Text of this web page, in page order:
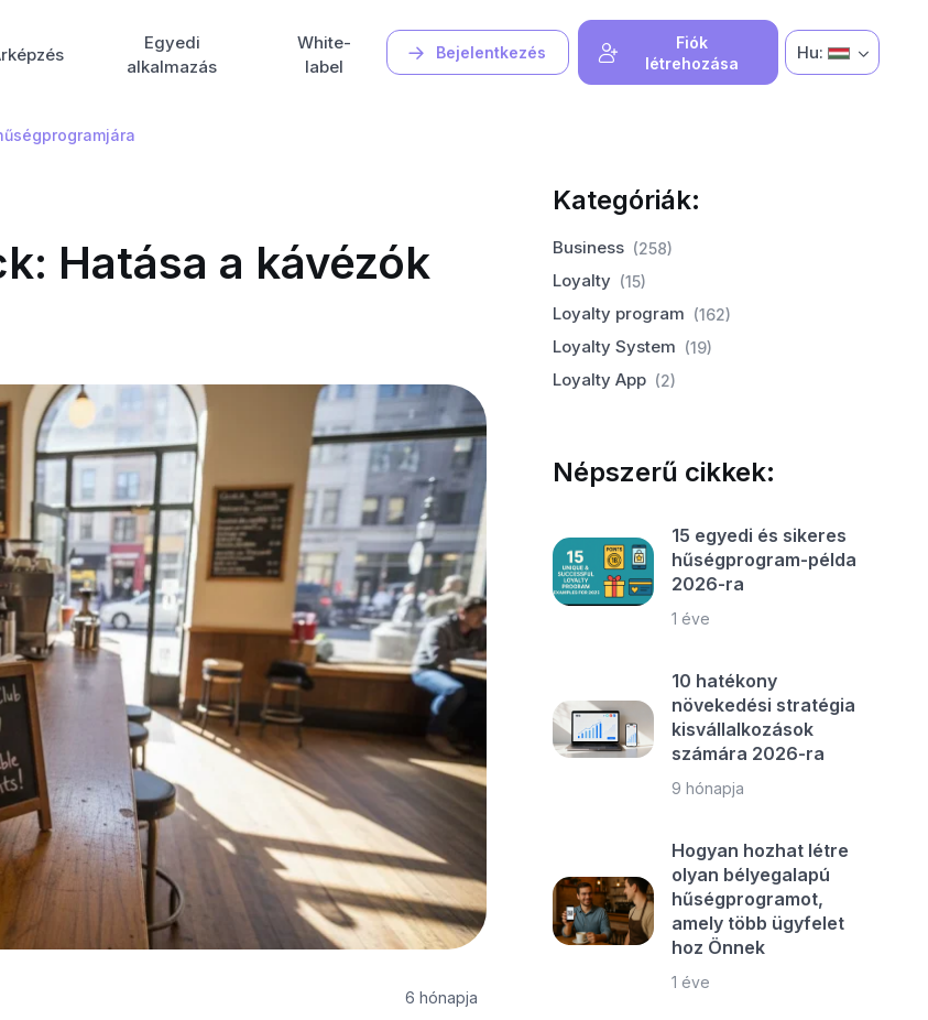
Bejelentkezés
Fiók
létrehozása
Egyedi
alkalmazás
White-
label
Hu:
Hatása a kávézók
6 hónapja
Kategóriák:
Business (258)
Loyalty (15)
Loyalty program (162)
Loyalty System (19)
Loyalty App (2)
Népszerű cikkek:
15 egyedi és sikeres
hűségprogram-példa
2026-ra
1 éve
10 hatékony
növekedési stratégia
kisvállalkozások
számára 2026-ra
9 hónapja
Hogyan hozhat létre
olyan bélyegalapú
hűségprogramot,
amely több ügyfelet
hoz Önnek
1 éve